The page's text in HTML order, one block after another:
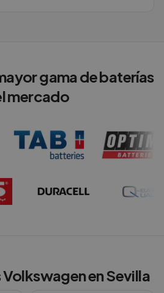
gama de baterías
mercado
VolkswagenenSevilla